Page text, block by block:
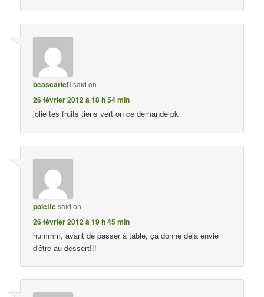
beascarlettsaid on
26 février 2012 à 18 h 54 min
jolie tes fruits tiens vert on ce demande pk
pôlettesaid on
26 février 2012 à 19 h 45 min
hummm, avant de passer à table, ça donne déjà envie
d'être au dessert!!!